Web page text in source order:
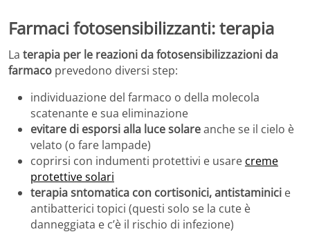
Farmaci fotosensibilizzanti: terapia
La terapia per le reazioni da fotosensibilizzazioni da
farmaco prevedono diversi step:
individuazione del farmaco o della molecola
scatenante e sua eliminazione
evitare di esporsi alla luce solareanche se il cielo è
velato (o fare lampade)
coprirsi con indumenti protettivi e usare creme
protettive solari
terapia sntomatica con cortisonici, antistaminici e
antibatterici topici (questi solo se la cute è
danneggiata e c’è il rischio di infezione)